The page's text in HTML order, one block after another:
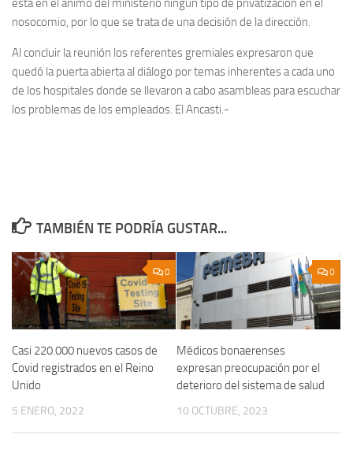
está en el ánimo del ministerio ningún tipo de privatización en el
nosocomio, por lo que se trata de una decisión de la dirección.
Al concluir la reunión los referentes gremiales expresaron que
quedó la puerta abierta al diálogo por temas inherentes a cada uno
de los hospitales donde se llevaron a cabo asambleas para escuchar
los problemas de los empleados. El Ancasti.-
TAMBIÉN TE PODRÍA GUSTAR...
0
Casi 220.000 nuevos casos de
Covid registrados en el Reino
Unido
5 ENERO, 2022
0
Médicos bonaerenses
expresan preocupación por el
deterioro del sistema de salud
10 OCTUBRE, 2023